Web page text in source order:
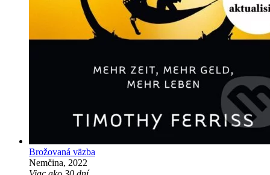
Brožovaná väzba
Nemčina, 2022